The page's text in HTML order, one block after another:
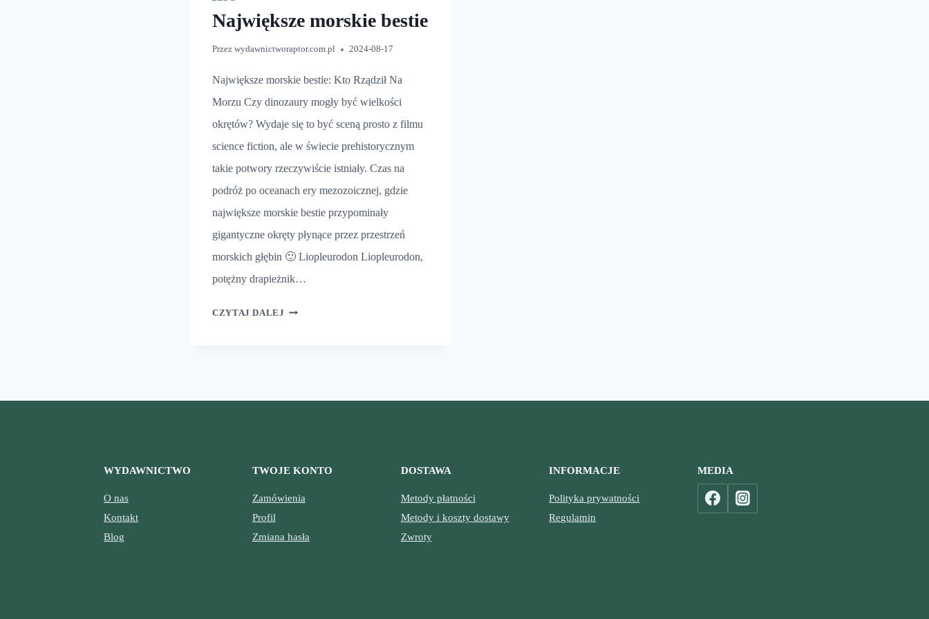
Największe morskie bestie
Przez wydawnictworaptor.com.pl 2024-08-17
Największe morskie bestie: Kto Rządził Na
Morzu Czy dinozaury mogły być wielkości
okrętów? Wydaje się to być sceną prosto z filmu
science fiction, ale w świecie prehistorycznym
takie potwory rzeczywiście istniały. Czas na
podróż po oceanach ery mezozoicznej, gdzie
największe morskie bestie przypominały
gigantyczne okręty płynące przez przestrzeń
morskich głębin 🙂 Liopleurodon Liopleurodon,
potężny drapieżnik…
CZYTAJ DALEJ NAJWIĘKSZE
WYDAWNICTWO
O nas
Kontakt
Blog
TWOJE KONTO
Zamówienia
Profil
Zmiana hasła
DOSTAWA
Metody płatności
Metody i koszty dostawy
Zwroty
INFORMACJE
Polityka prywatności
Regulamin
MEDIA